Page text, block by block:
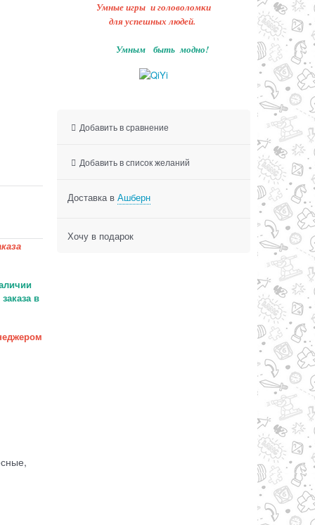
в
Умные игры и головоломки
для успешных людей.
Умным быть модно!
Добавить в сравнение
Добавить в список желаний
Доставка в Ашберн
Хочу в подарок